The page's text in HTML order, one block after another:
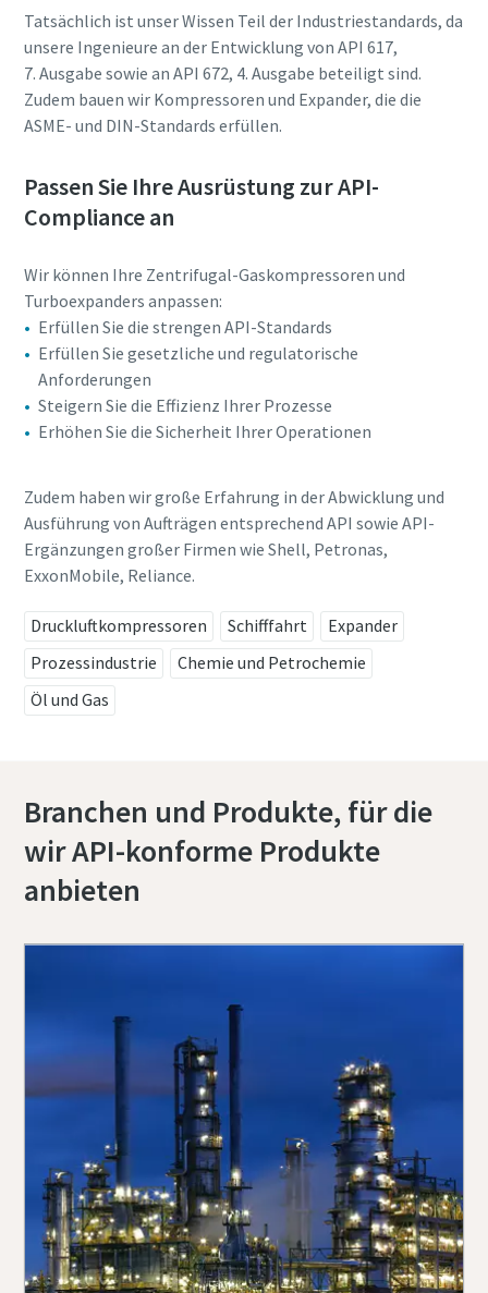
Alles, was Sie über Ihren pneumatischen
Förderprozess wissen müssen
Entdecken Sie, wie Sie einen effizienteren pneumatischen
Erfahren Sie mehr
Tatsächlich ist unser Wissen Teil der Industriestandards, da
unsere Ingenieure an der Entwicklung von API 617,
7. Ausgabe sowie an API 672, 4. Ausgabe beteiligt sind.
Zudem bauen wir Kompressoren und Expander, die die
ASME- und DIN-Standards erfüllen.
Passen Sie Ihre Ausrüstung zur API-
Compliance an
Wir können Ihre Zentrifugal-Gaskompressoren und
Turboexpanders anpassen:
Erfüllen Sie die strengen API-Standards
Erfüllen Sie gesetzliche und regulatorische
Anforderungen
Steigern Sie die Effizienz Ihrer Prozesse
Erhöhen Sie die Sicherheit Ihrer Operationen
Zudem haben wir große Erfahrung in der Abwicklung und
Ausführung von Aufträgen entsprechend API sowie API-
Ergänzungen großer Firmen wie Shell, Petronas,
ExxonMobile, Reliance.
Druckluftkompressoren Schifffahrt
Expander
Prozessindustrie
Chemie und Petrochemie
Öl und Gas
Branchen und Produkte, für die
wir API-konforme Produkte
anbieten
Copco mir
Marketinginformationen
über seine Produkte
zusendet, mich auf
freiwilliger Basis zur
Teilnahme an Online-
auf mich zukommen lässt.
Mir ist bekannt, dass ich
meine Zustimmung
jederzeit widerrufen kann.
Absenden
Anti-Roboter-Verifizierung
Hier klicken
Copco mir
Marketinginformationen
über seine Produkte
zusendet, mich auf
freiwilliger Basis zur
Teilnahme an Online-
auf mich zukommen lässt.
Mir ist bekannt, dass ich
meine Zustimmung
jederzeit widerrufen kann.
Absenden
Anti-Roboter-Verifizierung
Hier klicken